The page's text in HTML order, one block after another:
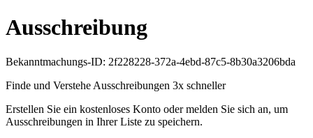
Ausschreibung
Bekanntmachungs-ID: 2f228228-372a-4ebd-87c5-8b30a3206bda
Finde und Verstehe Ausschreibungen 3x schneller
Erstellen Sie ein kostenloses Konto oder melden Sie sich an, um
Ausschreibungen in Ihrer Liste zu speichern.